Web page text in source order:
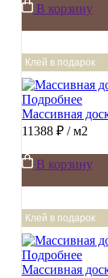
В корзину
Клей в подарок
Подробнее
Массивная
11388 ₽ / м2
В корзину
Клей в подарок
Подробнее
Массивная